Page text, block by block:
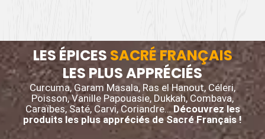
LES ÉPICES SACRÉ FRANÇAIS
LES PLUS APPRÉCIÉS
Curcuma, Garam Masala, Ras el Hanout, Céleri,
Poisson, Vanille Papouasie, Dukkah, Combava,
Caraïbes, Saté, Carvi, Coriandre…Découvrez les
produits les plus appréciés de Sacré Français !